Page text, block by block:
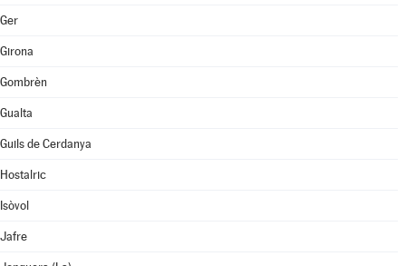
Ger
Girona
Gombrèn
Gualta
Guils de Cerdanya
Hostalric
Isòvol
Jafre